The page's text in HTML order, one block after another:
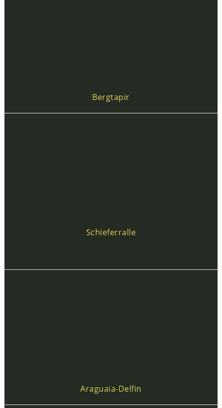
Bergtapir
Schieferralle
Araguaia-Delfin